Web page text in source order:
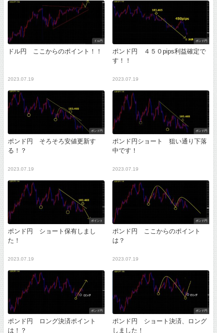
ドル円
ドル円 ここからのポイント！！
2023.07.19
ポンド円
ポンド円 ４５０pips利益確定で
す！！
2023.07.19
ポンド円
ポンド円 そろそろ安値更新す
る！？
2023.07.19
ポンド円
ポンド円ショート 狙い通り下落
中です！
2023.07.19
ポイント
ポンド円 ショート保有しまし
た！
2023.07.19
ポンド円
ポンド円 ここからのポイント
は？
2023.07.19
ポンド円
ポンド円 ロング決済ポイント
は！？
ポンド円
ポンド円 ショート決済、ロング
しました！